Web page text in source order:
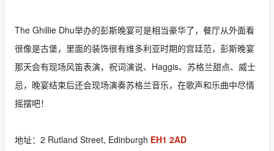
The Ghillie Dhu举办的彭斯晚宴可是相当豪华了，餐厅从外面看
很像是古堡，里面的装饰很有维多利亚时期的宫廷范，彭斯晚宴
那天会有现场风笛表演，祝词演说、Haggis、苏格兰甜点、威士
忌，晚宴结束后还会现场演奏苏格兰音乐，在歌声和乐曲中尽情
摇摆吧！
地址：2 Rutland Street, Edinburgh EH1 2AD